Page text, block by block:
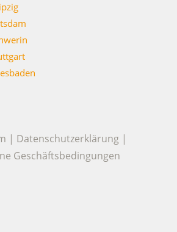
| Datenschutzerklärung|
Geschäftsbedingungen